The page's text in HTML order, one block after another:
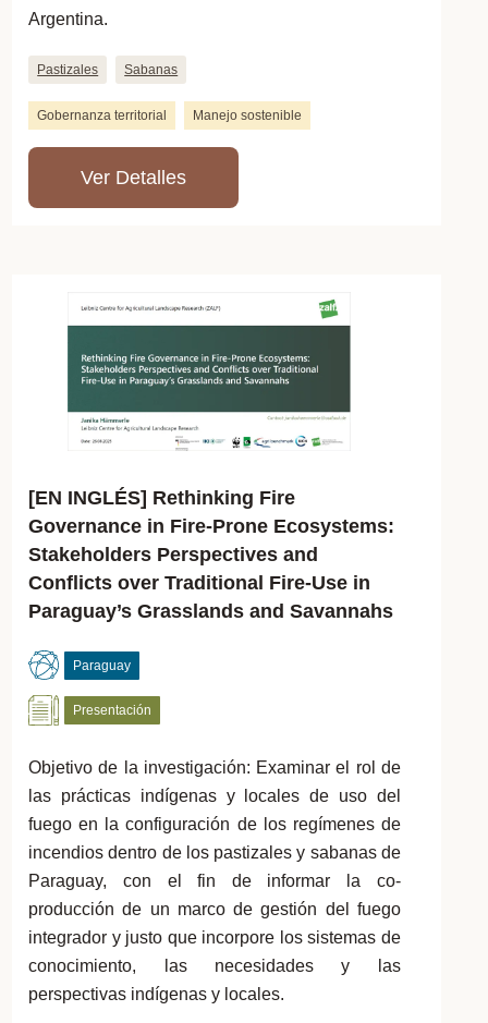
Argentina.
Pastizales Sabanas
Gobernanza territorial Manejo sostenible
Ver Detalles
[EN INGLÉS] Rethinking Fire
Governance in Fire-Prone Ecosystems:
Stakeholders Perspectives and
Conflicts over Traditional Fire-Use in
Paraguay’s Grasslands and Savannahs
Paraguay
Presentación
Objetivo de la investigación: Examinar el rol de
las prácticas indígenas y locales de uso del
fuego en la configuración de los regímenes de
incendios dentro de los pastizales y sabanas de
Paraguay, con el fin de informar la co-
producción de un marco de gestión del fuego
integrador y justo que incorpore los sistemas de
conocimiento, las necesidades y las
perspectivas indígenas y locales.